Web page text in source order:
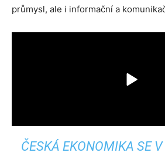
průmysl, ale i informační a
ČESKÁ EKONOMIKA SE